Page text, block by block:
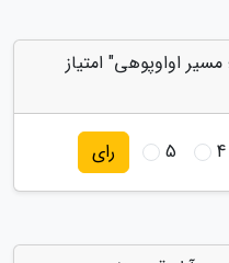
مسیر اواوپوهی" امتیاز
4
5 رای